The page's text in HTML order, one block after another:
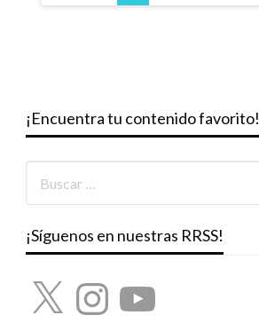
entradas
¡Encuentra tu contenido favorito!
¡Síguenos en nuestras RRSS!
X InstagramYouTube